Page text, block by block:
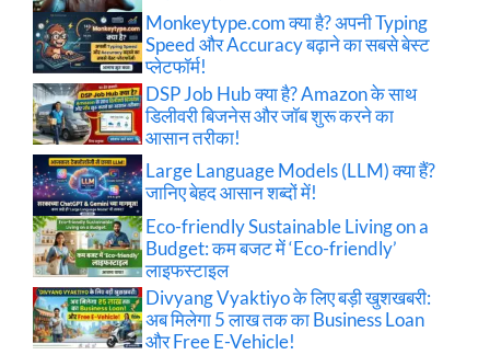
Monkeytype.com क्या है? अपनी Typing
Speed और Accuracy बढ़ाने का सबसे बेस्ट
प्लेटफॉर्म!
DSP Job Hub क्या है? Amazon के साथ
डिलीवरी बिजनेस और जॉब शुरू करने का
आसान तरीका!
Large Language Models (LLM) क्या हैं?
जानिए बेहद आसान शब्दों में!
Eco-friendly Sustainable Living on a
Budget: कम बजट में ‘Eco-friendly’
लाइफस्टाइल
Divyang Vyaktiyo के लिए बड़ी खुशखबरी:
अब मिलेगा 5 लाख तक का Business Loan
और Free E-Vehicle!